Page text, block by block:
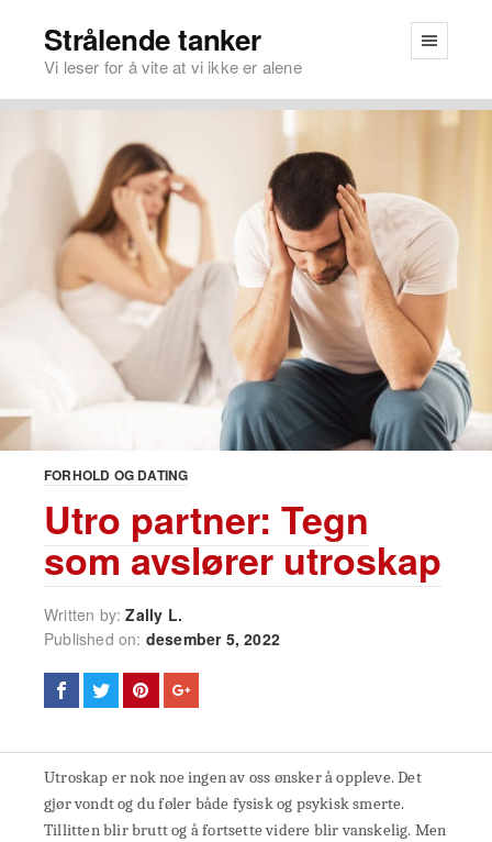
Strålende tanker
Vi leser for å vite at vi ikke er alene
FORHOLD OG DATING
Utro partner: Tegn
som avslører utroskap
Written by:Zally L.
Published on: desember 5, 2022
Utroskap er nok noe ingen av oss ønsker å oppleve. Det
gjør vondt og du føler både fysisk og psykisk smerte.
Tillitten blir brutt og å fortsette videre blir vanskelig. Men